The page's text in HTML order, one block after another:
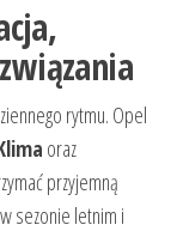
rytmu. Opel
oraz
przyjemną
sezonie letnim i